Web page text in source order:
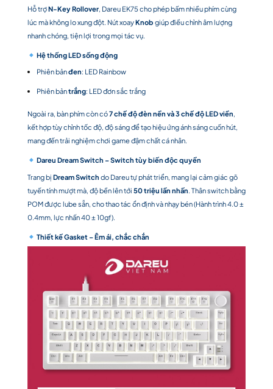
Hỗ trợN-Key Rollover, Dareu EK75 cho phép bấm nhiều phím cùng
lúc mà không lo xung đột. Nút xoayKnob giúp điều chỉnh âm lượng
nhanh chóng, tiện lợi trong mọi tác vụ.
Hệ thống LED sống động
Phiên bảnđen: LED Rainbow
Phiên bảntrắng: LED đơn sắc trắng
Ngoài ra, bàn phím còn có7 chế độ đèn nền và 3 chế độ LED viền,
kết hợp tùy chỉnh tốc độ, độ sáng để tạo hiệu ứng ánh sáng cuốn hút,
mang đến trải nghiệm chơi game đậm chất cá nhân.
Dareu Dream Switch – Switch tùy biến độc quyền
Trang bị Dream Switch do Dareu tự phát triển, mang lại cảm giác gõ
tuyến tính mượt mà, độ bền lên tới 50 triệu lần nhấn . Thân switch bằng
POM được lube sẵn, cho thao tác ổn định và nhạy bén (Hành trình 4.0 ±
0.4mm, lực nhấn 40 ± 10gf).
Thiết kế Gasket – Êm ái, chắc chắn